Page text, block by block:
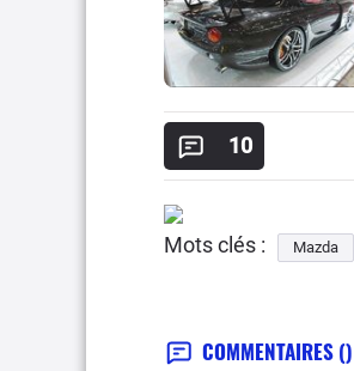
10
Mots clés : Mazda
COMMENTAIRES ()